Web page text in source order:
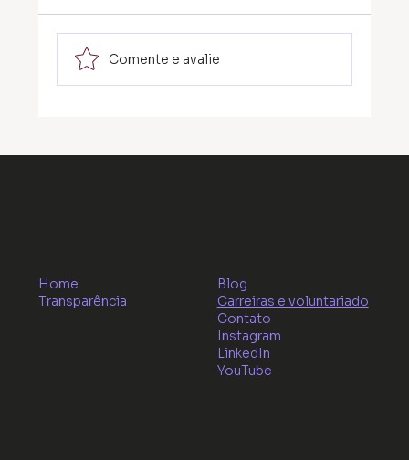
Comente e avalie
Home
Transparência
Blog
Carreiras e voluntariado
Contato
Instagram
LinkedIn
YouTube